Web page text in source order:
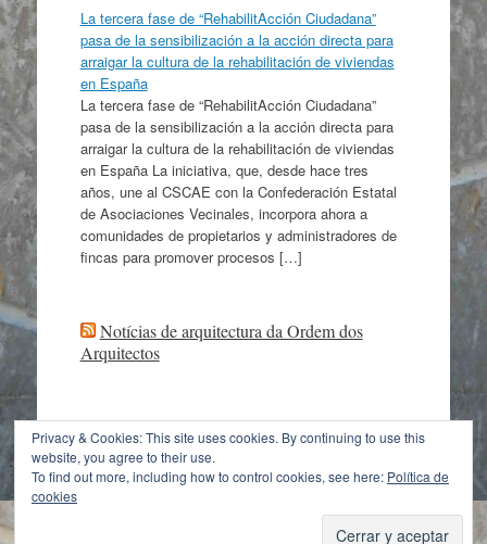
La tercera fase de “RehabilitAcción Ciudadana”
pasa de la sensibilización a la acción directa para
arraigar la cultura de la rehabilitación de viviendas
en España
La tercera fase de “RehabilitAcción Ciudadana”
pasa de la sensibilización a la acción directa para
arraigar la cultura de la rehabilitación de viviendas
en España La iniciativa, que, desde hace tres
años, une al CSCAE con la Confederación Estatal
de Asociaciones Vecinales, incorpora ahora a
comunidades de propietarios y administradores de
fincas para promover procesos […]
Notícias de arquitectura da Ordem dos
Arquitectos
Con la tecnología de WordPress
vonKonstantin Kovshenin
Privacy & Cookies: This site uses cookies. By continuing to use this
website, you agree to their use.
To find out more, including how to control cookies, see here: Política de
cookies